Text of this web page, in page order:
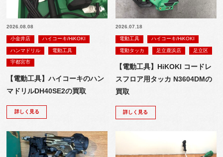
2026.08.08
小金井店 ハイコーキ/HiKOKI
ハンマドリル 電動工具
宇都宮市
【電動工具】ハイコーキのハン
マドリルDH40SE2の買取
詳しく見る
2026.07.18
電動工具 ハイコーキ/HiKOKI
電動タッカ 足立鹿浜店 足立区
【電動工具】HiKOKI コードレ
スフロア用タッカ N3604DMの
買取
詳しく見る